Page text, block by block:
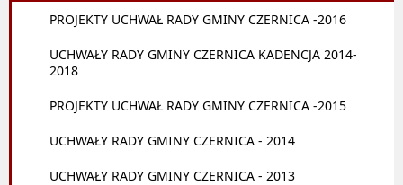
PROJEKTY UCHWAŁ RADY GMINY CZERNICA -2016
UCHWAŁY RADY GMINY CZERNICA KADENCJA 2014-
2018
PROJEKTY UCHWAŁ RADY GMINY CZERNICA -2015
UCHWAŁY RADY GMINY CZERNICA - 2014
UCHWAŁY RADY GMINY CZERNICA - 2013